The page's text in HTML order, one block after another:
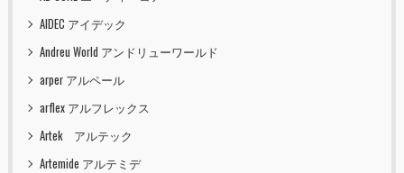
AIDEC アイデック
Andreu World アンドリューワールド
arper アルペール
arflex アルフレックス
Artek アルテック
Artemide アルテミデ